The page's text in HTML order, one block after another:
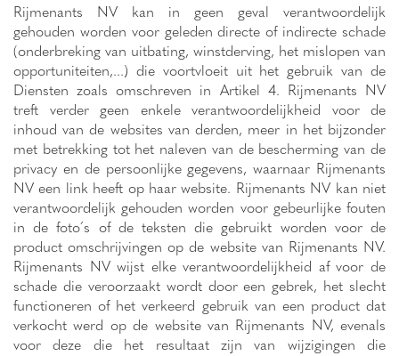
Rijmenants NV kan in geen geval verantwoordelijk
gehouden worden voor geleden directe of indirecte schade
(onderbreking van uitbating, winstderving, het mislopen van
opportuniteiten,...) die voortvloeit uit het gebruik van de
Diensten zoals omschreven in Artikel 4. Rijmenants NV
treft verder geen enkele verantwoordelijkheid voor de
inhoud van de websites van derden, meer in het bijzonder
met betrekking tot het naleven van de bescherming van de
privacy en de persoonlijke gegevens, waarnaar Rijmenants
NV een link heeft op haar website. Rijmenants NV kan niet
verantwoordelijk gehouden worden voor gebeurlijke fouten
in de foto´s of de teksten die gebruikt worden voor de
product omschrijvingen op de website van Rijmenants NV.
Rijmenants NV wijst elke verantwoordelijkheid af voor de
schade die veroorzaakt wordt door een gebrek, het slecht
functioneren of het verkeerd gebruik van een product dat
verkocht werd op de website van Rijmenants NV, evenals
voor deze die het resultaat zijn van wijzigingen die